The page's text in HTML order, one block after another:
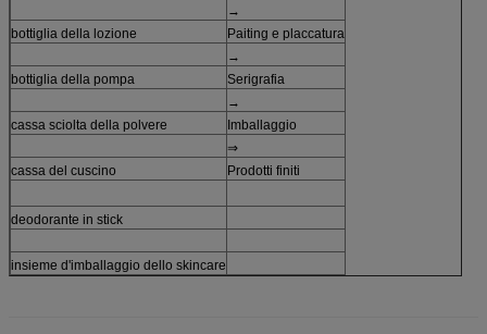
→
bottiglia della lozione
Paiting e placcatura
→
bottiglia della pompa
Serigrafia
→
cassa sciolta della polvere
Imballaggio
⇒
cassa del cuscino
Prodotti finiti
deodorante in stick
insieme d'imballaggio dello skincare